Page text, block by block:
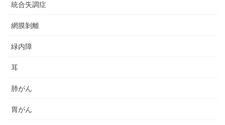
統合失調症
網膜剝離
緑内障
耳
肺がん
胃がん